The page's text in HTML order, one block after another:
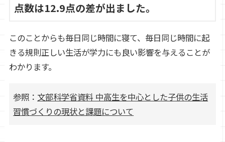
点数は12.9点の差が出ました。
このことからも毎日同じ時間に寝て、毎日同じ時間に起
きる規則正しい生活が学力にも良い影響を与えることが
わかります。
参照： 文部科学省資料 中高生を中心とした子供の生活
習慣づくりの現状と課題について